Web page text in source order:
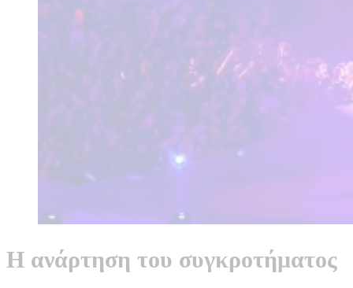
Η ανάρτηση του συγκροτήματος